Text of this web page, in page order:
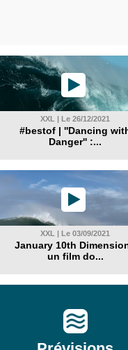
XXL | Le 26/12/2021
#bestof | ''Dancing
Danger'' :...
XXL | Le 03/09/2021
January 10th
un film do...